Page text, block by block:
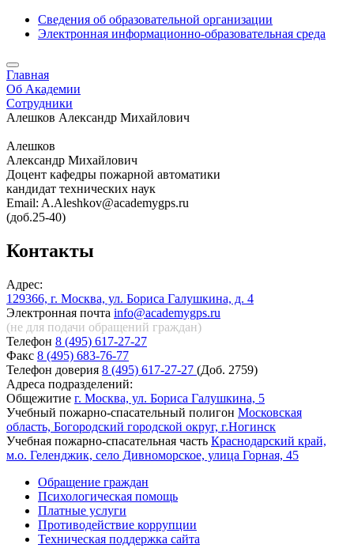
Сведения об образовательной организации
Электронная информационно-образовательная среда
Главная
Об Академии
Сотрудники
Алешков Александр Михайлович
Алешков
Александр Михайлович
Доцент кафедры пожарной автоматики
кандидат технических наук
Email: A.Aleshkov@academygps.ru
(доб.25-40)
Контакты
Адрес:
129366, г. Москва, ул. Бориса Галушкина, д. 4
Электронная почта info@academygps.ru
(не для подачи обращений граждан)
Телефон 8 (495) 617-27-27
Факс 8 (495) 683-76-77
Телефон доверия 8 (495) 617-27-27 (Доб. 2759)
Адреса подразделений:
Общежитие г. Москва, ул. Бориса Галушкина, 5
Учебный пожарно-спасательный полигон Московская
область, Богородский городской округ, г.Ногинск
Учебная пожарно-спасательная часть Краснодарский край,
м.о. Геленджик, село Дивноморское, улица Горная, 45
Обращение граждан
Психологическая помощь
Платные услуги
Противодействие коррупции
Техническая поддержка сайта